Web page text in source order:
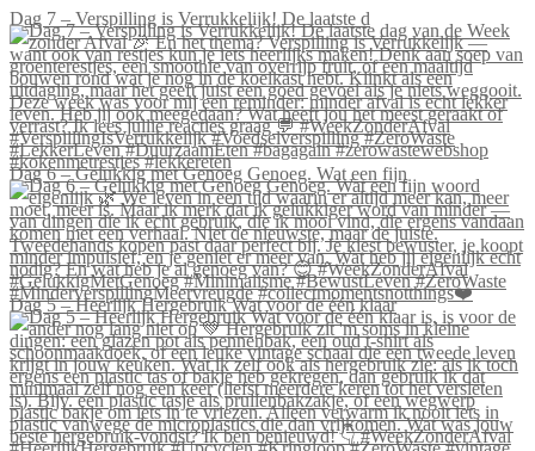
Dag 7 – Verspilling is Verrukkelijk! De laatste d
Dag 6 – Gelukkig met Genoeg Genoeg. Wat een fijn
Dag 5 – Heerlijk Hergebruik Wat voor de één klaar